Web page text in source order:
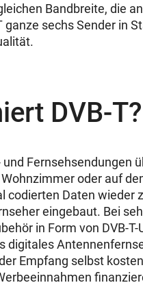
Bandbreite, die
ganze sechs Sender in
DVB-T?
Fernsehsendungen
oder auf
codierten Daten wieder
eingebaut. Bei
in Form von DVB-
digitales
Empfang selbst